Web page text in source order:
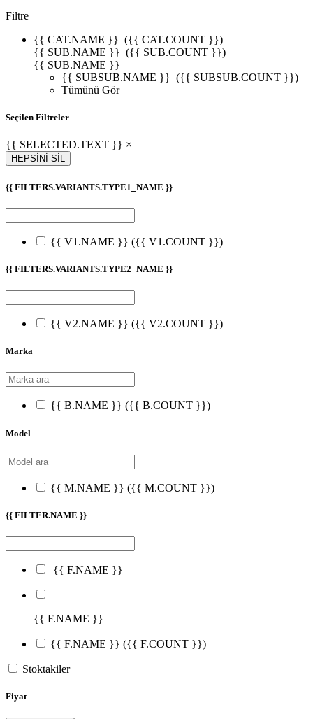
Filtre
{{ CAT.NAME }} ({{ CAT.COUNT }})
{{ SUB.NAME }} ({{ SUB.COUNT }})
{{ SUB.NAME }}
{{ SUBSUB.NAME }} ({{ SUBSUB.COUNT }})
Tümünü Gör
Seçilen Filtreler
{{ SELECTED.TEXT }} ×
HEPSİNİ SİL
{{ FILTERS.VARIANTS.TYPE1_NAME }}
{{ V1.NAME }} ({{ V1.COUNT }})
{{ FILTERS.VARIANTS.TYPE2_NAME }}
{{ V2.NAME }} ({{ V2.COUNT }})
Marka
{{ B.NAME }} ({{ B.COUNT }})
Model
{{ M.NAME }} ({{ M.COUNT }})
{{ FILTER.NAME }}
{{ F.NAME }}
{{ F.NAME }}
{{ F.NAME }} ({{ F.COUNT }})
Stoktakiler
Fiyat